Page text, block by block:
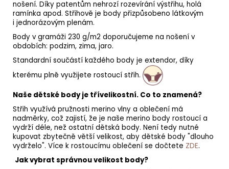
nošení. Díky patentům nehrozí rozevírání výstřihu, holá
ramínka apod. Střihově je body přizpůsobeno látkovým
i jednorázovým plenám.
Body v gramáži 230 g/m2 doporučujeme na nošení v
obdobích: podzim, zima, jaro.
Standardní součástí každého body je extendor, díky
kterému plně využijete rostoucí střih.
Naše dětské body je třívelikostní. Co to znamená?
Střih využívá pružnosti merino vlny a oblečení má
nadměrky, což zajistí, že je naše merino body rostoucí a
vydrží déle, než ostatní dětská body. Není tedy nutné
kupovat zbytečně větší velikost, aby dětské body "dlouho
vydrželo". Více k rostoucímu oblečení se dočtete ZDE.
Jak vybrat správnou velikost body?